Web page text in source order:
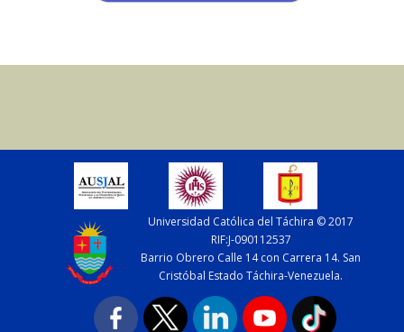
Universidad Católica del Táchira © 2017
RIF:J-090112537
Barrio Obrero Calle 14 con Carrera 14. San
Cristóbal Estado Táchira-Venezuela.